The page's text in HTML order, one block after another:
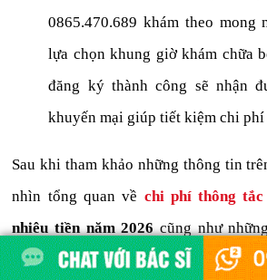
0865.470.689 khám theo mong
lựa chọn khung giờ khám chữa
đăng ký thành công sẽ nhận
khuyến mại giúp tiết kiệm chi
Sau khi tham khảo những thông tin
nhìn tổng quan về chi phí thông
nhiêu tiền năm 2026cũng như
thay đổi mức chi phí điều trị thực tế.